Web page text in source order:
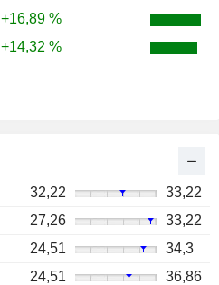
+16,89 %
+14,32 %
32,22
33,22
27,26
33,22
24,51
34,3
24,51
36,86